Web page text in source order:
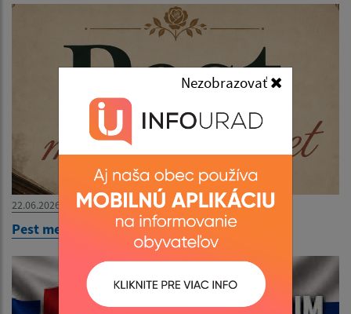
22.06.2026
Pest megér egy estet
Nezobrazovať